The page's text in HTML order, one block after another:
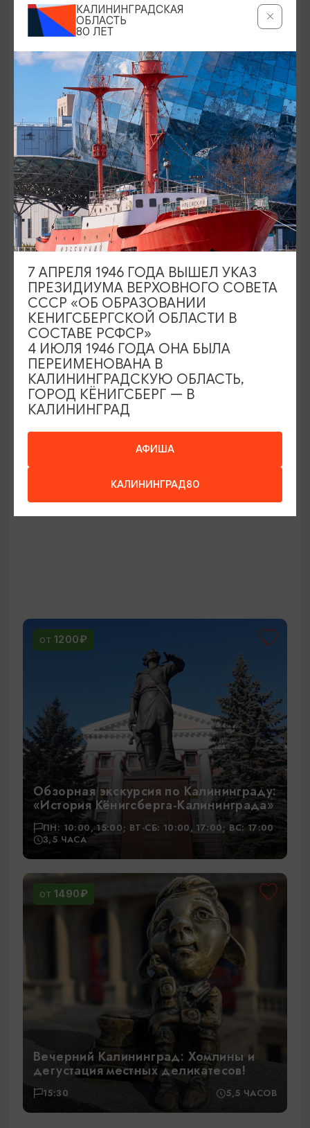
Истории и тайны Кёнигсберга-
Калининграда с прогулкой на катере
11:00 4 ЧАСА
ОТ 1000₽
Истории и тайны Кёнигсберга-
Калининграда с дегустацией
марципана в бастионе «Обертайх»
Калининград-прошлое и настоящее +
пивоварня Понарт и Музей Марципана
ОТ 1200₽
Обзорная экскурсия по Калининграду:
«История Кёнигсберга-Калининграда»
ПН: 10:00, 15:00; ВТ-СБ: 10:00, 17:00; ВС: 17:00
3,5 ЧАСА
ОТ 1490₽
Вечерний Калининград: Хомлины и
дегустация местных деликатесов!
15:30 5,5 ЧАСОВ
КАЛИНИНГРАДСКАЯ
ОБЛАСТЬ
80 ЛЕТ
АФИША
КАЛИНИНГРАД80
7 АПРЕЛЯ 1946 ГОДА ВЫШЕЛ УКАЗ
ПРЕЗИДИУМА ВЕРХОВНОГО СОВЕТА
СССР «ОБ ОБРАЗОВАНИИ
КЕНИГСБЕРГСКОЙ ОБЛАСТИ В
СОСТАВЕ РСФСР»
4 ИЮЛЯ 1946 ГОДА ОНА БЫЛА
ПЕРЕИМЕНОВАНА В
КАЛИНИНГРАДСКУЮ ОБЛАСТЬ,
ГОРОД КЁНИГСБЕРГ — В
КАЛИНИНГРАД